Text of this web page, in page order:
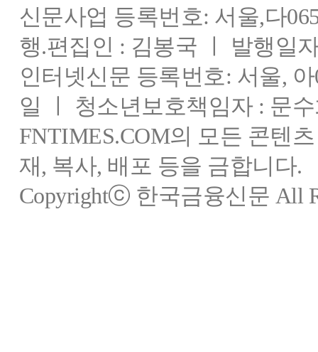
신문사업 등록번호: 서울,다
행.편집인 : 김봉국 ㅣ 발행일
인터넷신문 등록번호: 서울,
일 ㅣ 청소년보호책임자 : 문
FNTIMES.COM의 모든 콘텐
재, 복사, 배포 등을 금합니다.
Copyrightⓒ 한국금융신문 All